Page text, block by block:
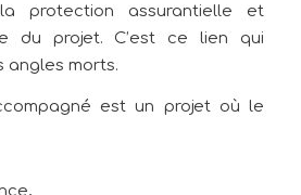
protection assurantielle et
du projet. C’est ce lien qui
angles morts.
est un projet où le